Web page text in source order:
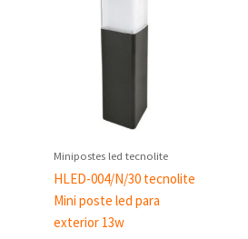
Minipostes led tecnolite
HLED-004/N/30 tecnolite
Mini poste led para
exterior 13w